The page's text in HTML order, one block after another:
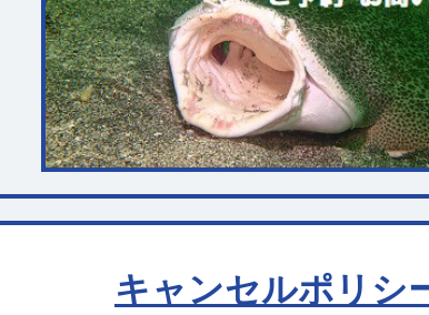
キャンセルポリシ